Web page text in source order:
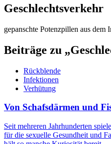
Geschlechtsverkehr
gepanschte Potenzpillen aus dem
Beiträge zu
Rückblende
Infektionen
Verhütung
Von Schafsdärmen und
Seit mehreren Jahrhunderten
für die sexuelle Gesundheit und